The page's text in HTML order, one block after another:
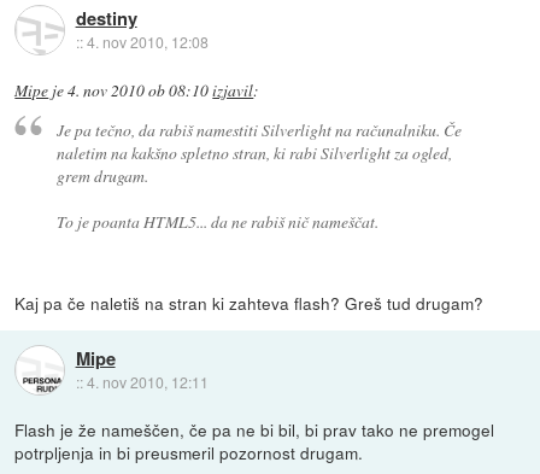
destiny
::4. nov 2010, 12:08
Mipe je4. nov 2010 ob 08:10izjavil:
Je pa tečno, da rabiš namestiti Silverlight na računalniku. Če
naletim na kakšno spletno stran, ki rabi Silverlight za ogled,
grem drugam.
To je poanta HTML5... da ne rabiš nič nameščat.
Kaj pa če naletiš na stran ki zahteva flash? Greš tud drugam?
Mipe
::4. nov 2010, 12:11
Flash je že nameščen, če pa ne bi bil, bi prav tako ne premogel
potrpljenja in bi preusmeril pozornost drugam.